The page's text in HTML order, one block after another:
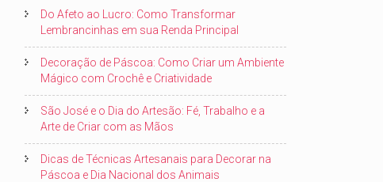
Do Afeto ao Lucro: Como Transformar
Lembrancinhas em sua Renda Principal
Decoração de Páscoa: Como Criar um Ambiente
Mágico com Crochê e Criatividade
São José e o Dia do Artesão: Fé, Trabalho e a
Arte de Criar com as Mãos
Dicas de Técnicas Artesanais para Decorar na
Páscoa e Dia Nacional dos Animais